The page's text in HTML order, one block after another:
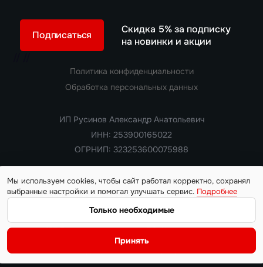
Скидка 5% за подписку
на новинки и акции
Подписаться
Copyright 2018 — 2026. Все права защищены
Информация на сайте носит ознакомительный характер и не
статьи 437 Гражданского кодекса РФ. Цены, характеристики,
наличие автомобилей и условия поставки уточняются у
Политика конфиденциальности
Обработка персональных данных
ИП Русинов Александр Анатольевич
ИНН: 253900165022
ОГРНИП: 323253600075988
Мы используем cookies, чтобы сайт работал корректно, сохранял
выбранные настройки и помогал улучшать сервис. Подробнее
Только необходимые
Принять